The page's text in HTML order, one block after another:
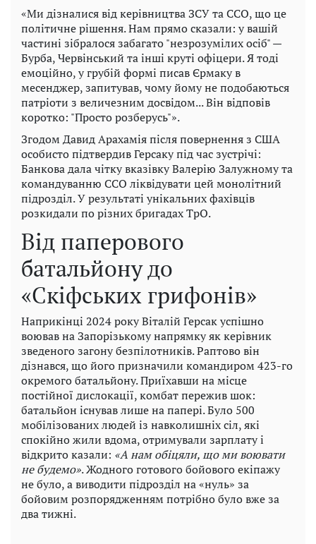
«Ми дізналися від керівництва ЗСУ та ССО, що це
політичне рішення. Нам прямо сказали: у вашій
частині зібралося забагато "незрозумілих осіб" —
Бурба, Червінський та інші круті офіцери. Я тоді
емоційно, у грубій формі писав Єрмаку в
месенджер, запитував, чому йому не подобаються
патріоти з величезним досвідом... Він відповів
коротко: "Просто розберусь"».
Згодом Давид Арахамія після повернення з США
особисто підтвердив Герсаку під час зустрічі:
Банкова дала чітку вказівку Валерію Залужному та
командуванню ССО ліквідувати цей монолітний
підрозділ. У результаті унікальних фахівців
розкидали по різних бригадах ТрО.
Від паперового
батальйону до
«Скіфських грифонів»
Наприкінці 2024 року Віталій Герсак успішно
воював на Запорізькому напрямку як керівник
зведеного загону безпілотників. Раптово він
дізнався, що його призначили командиром 423-го
окремого батальйону. Приїхавши на місце
постійної дислокації, комбат пережив шок:
батальйон існував лише на папері. Було 500
мобілізованих людей із навколишніх сіл, які
спокійно жили вдома, отримували зарплату і
відкрито казали: «А нам обіцяли, що ми воювати
не будемо». Жодного готового бойового екіпажу
не було, а виводити підрозділ на «нуль» за
бойовим розпорядженням потрібно було вже за
два тижні.